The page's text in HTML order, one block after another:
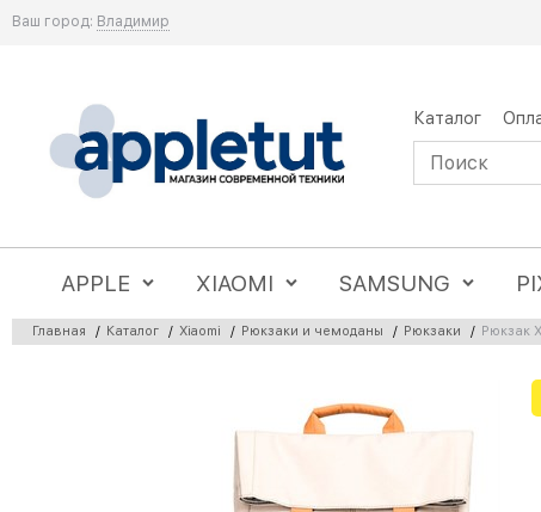
Ваш город: Владимир
Каталог
APPLE XIAOMI SAMSUNG
Главная / Каталог / Xiaomi / Рюкзаки и чемоданы / Рюкзаки / Рюкзак